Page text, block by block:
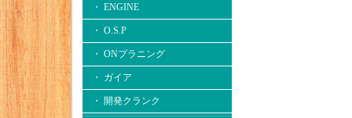
・ ENGINE
・ O.S.P
・ ONプラニング
・ ガイア
・ 開発クランク